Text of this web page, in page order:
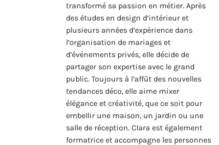
transformé sa passion en métier. Après
des études en design d’intérieur et
plusieurs années d’expérience dans
l’organisation de mariages et
d’événements privés, elle décide de
partager son expertise avec le grand
public. Toujours à l’affût des nouvelles
tendances déco, elle aime mixer
élégance et créativité, que ce soit pour
embellir une maison, un jardin ou une
salle de réception. Clara est également
formatrice et accompagne les personnes